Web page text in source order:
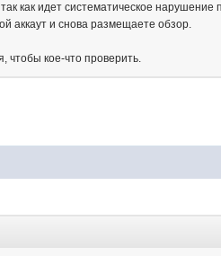
как идет систематическое нарушение
аккаут и снова размещаете обзор.
чтобы кое-что проверить.